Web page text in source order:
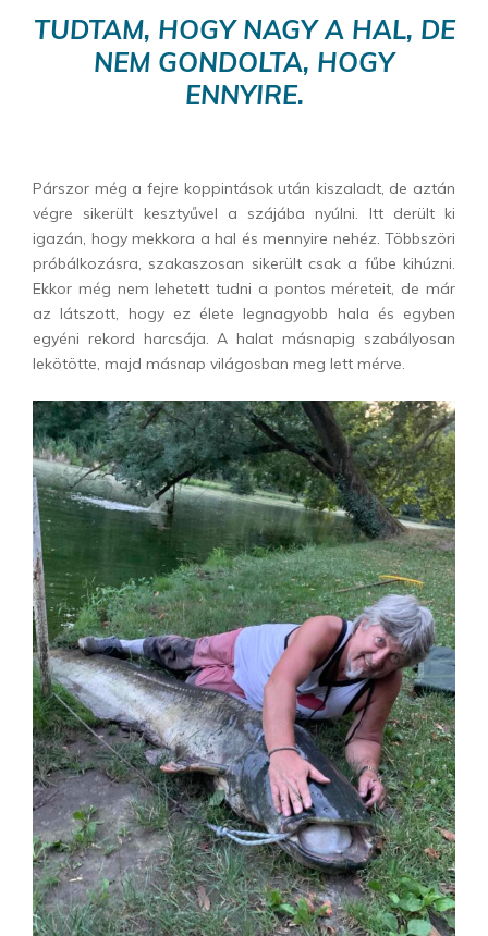
TUDTAM, HOGY NAGY A HAL, DE
NEM GONDOLTA, HOGY
ENNYIRE.
Párszor még a fejre koppintások után kiszaladt, de aztán
végre sikerült kesztyűvel a szájába nyúlni. Itt derült ki
igazán, hogy mekkora a hal és mennyire nehéz. Többszöri
próbálkozásra, szakaszosan sikerült csak a fűbe kihúzni.
Ekkor még nem lehetett tudni a pontos méreteit, de már
az látszott, hogy ez élete legnagyobb hala és egyben
egyéni rekord harcsája. A halat másnapig szabályosan
lekötötte, majd másnap világosban meg lett mérve.